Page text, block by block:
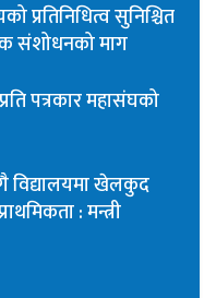
प्रतिनिधित्व सुनिश्चित
संशोधनको माग
पत्रकार महासंघको
विद्यालयमा खेलकुद
: मन्त्री